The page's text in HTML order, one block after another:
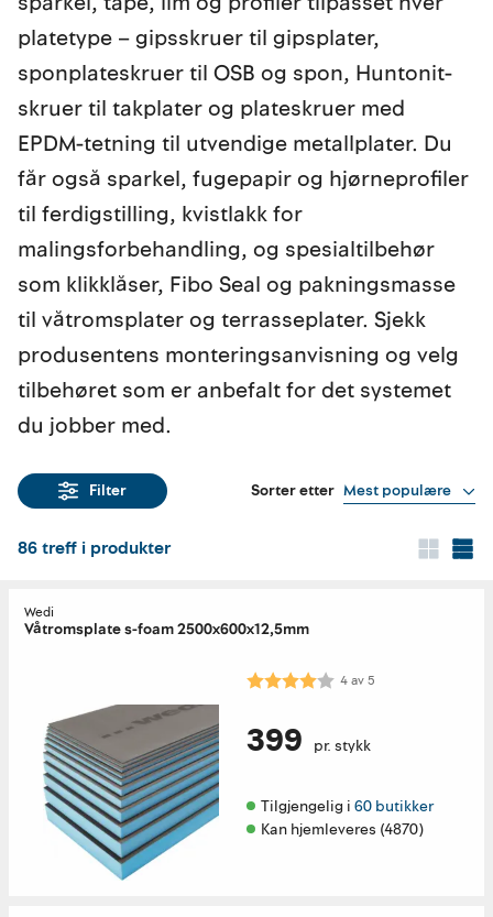
platetype – gipsskruer til gipsplater,
sponplateskruer til OSB og spon, Huntonit-
skruer til takplater og plateskruer med
EPDM-tetning til utvendige metallplater. Du
får også sparkel, fugepapir og hjørneprofiler
til ferdigstilling, kvistlakk for
malingsforbehandling, og spesialtilbehør
som klikklåser, Fibo Seal og pakningsmasse
til våtromsplater og terrasseplater. Sjekk
produsentens monteringsanvisning og velg
tilbehøret som er anbefalt for det systemet
du jobber med.
Filter Sorter etter Mest populære
86treff i produkter
Wedi
Våtromsplate s-foam 2500x600x12,5mm
Karakter: 4.0 av 5 mulige
4av5
399 pr. stykk
Tilgjengelig i 60 butikker
Kan hjemleveres (4870)